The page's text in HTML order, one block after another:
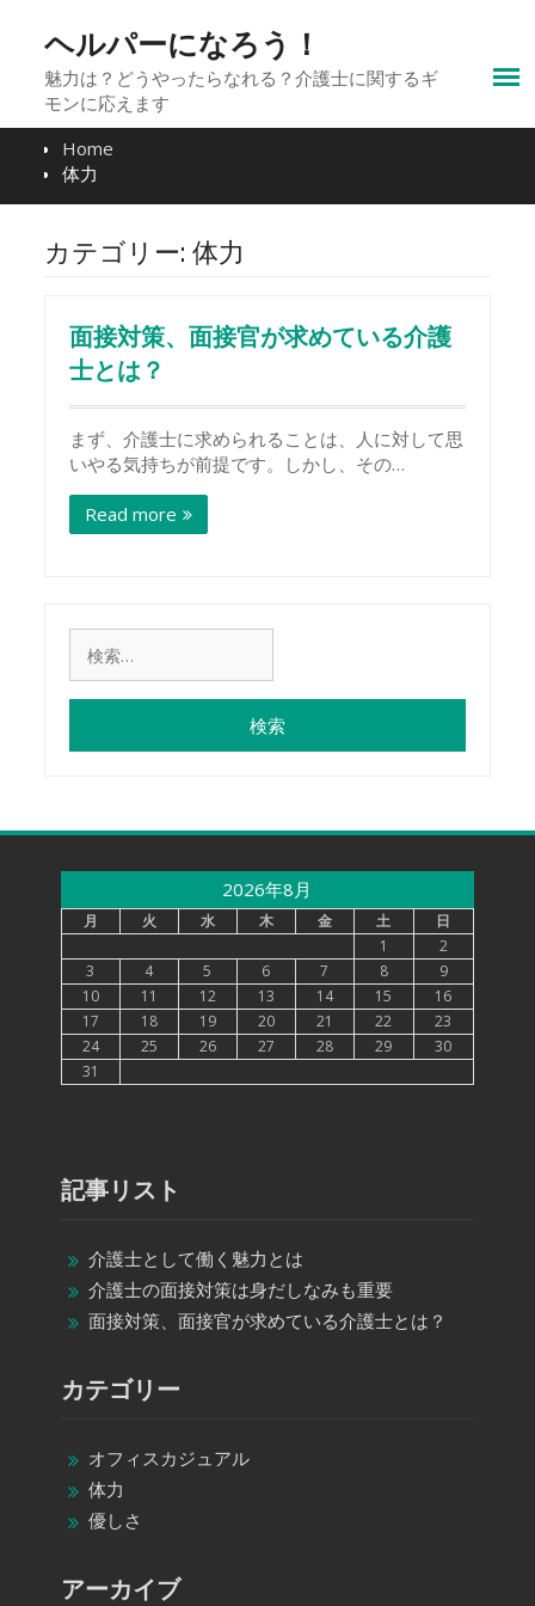
ヘルパーになろう！
魅力は？どうやったらなれる？介護士に関するギ
モンに応えます
Home
体力
カテゴリー:体力
面接対策、面接官が求めている介護
士とは？
まず、介護士に求められることは、人に対して思
いやる気持ちが前提です。しかし、その…
Read more
索:
2026年8月
月 火 水 木 金 土
日
1
2
3
4 5 6 7 8
9
10
11 12 13 14 15
16
17
18 19 20 21 22
23
24
25 26 27 28 29
30
31
記事リスト
介護士として働く魅力とは
介護士の面接対策は身だしなみも重要
面接対策、面接官が求めている介護士とは？
カテゴリー
オフィスカジュアル
体力
優しさ
アーカイブ